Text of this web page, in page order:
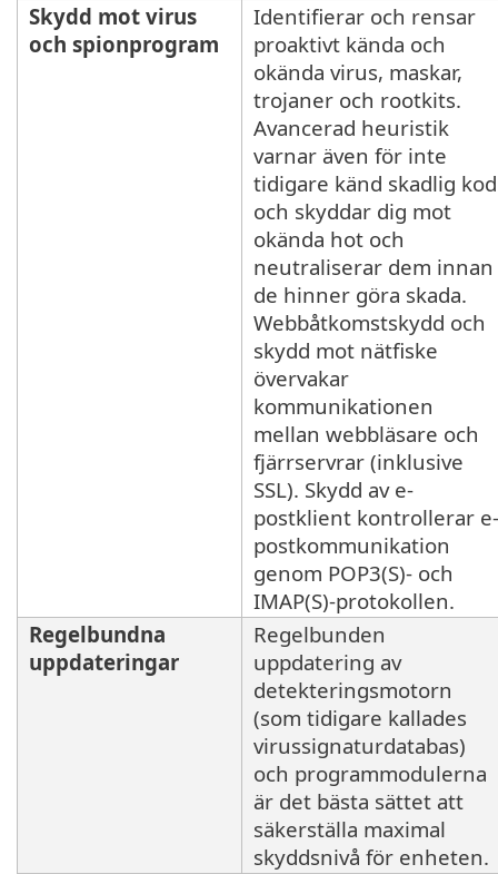
Skydd mot virus
och spionprogram
Identifierar och rensar
proaktivt kända och
okända virus, maskar,
trojaner och rootkits.
Avancerad heuristik
varnar även för inte
tidigare känd skadlig kod
och skyddar dig mot
okända hot och
neutraliserar dem innan
de hinner göra skada.
Webbåtkomstskydd och
skydd mot nätfiske
övervakar
kommunikationen
mellan webbläsare och
fjärrservrar (inklusive
SSL). Skydd av e-
postklient kontrollerar e-
postkommunikation
genom POP3(S)- och
IMAP(S)-protokollen.
Regelbundna
uppdateringar
Regelbunden
uppdatering av
detekteringsmotorn
(som tidigare kallades
virussignaturdatabas)
och programmodulerna
är det bästa sättet att
säkerställa maximal
skyddsnivå för enheten.